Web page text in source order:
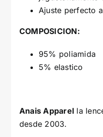
Ajuste perfecto
COMPOSICION:
95% poliamida
5% elastico
Anais Apparel la
desde 2003.